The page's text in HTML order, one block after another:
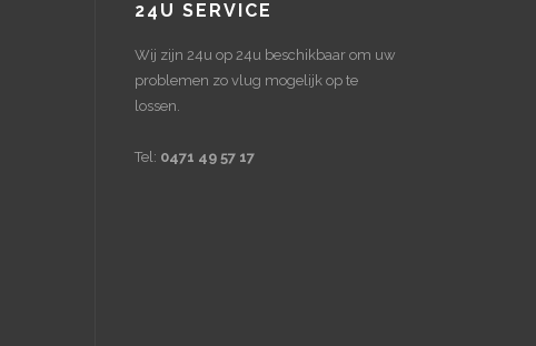
24U SERVICE
Wij zijn 24u op 24u beschikbaar om uw
problemen zo vlug mogelijk op te
lossen.
Tel: 0471 49 57 17